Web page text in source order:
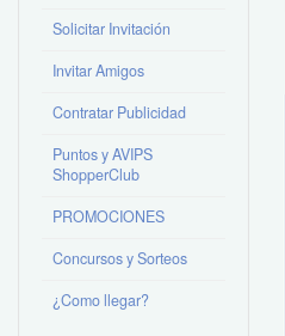
Solicitar Invitación
Invitar Amigos
Contratar Publicidad
Puntos y AVIPS
ShopperClub
PROMOCIONES
Concursos y Sorteos
¿Como llegar?